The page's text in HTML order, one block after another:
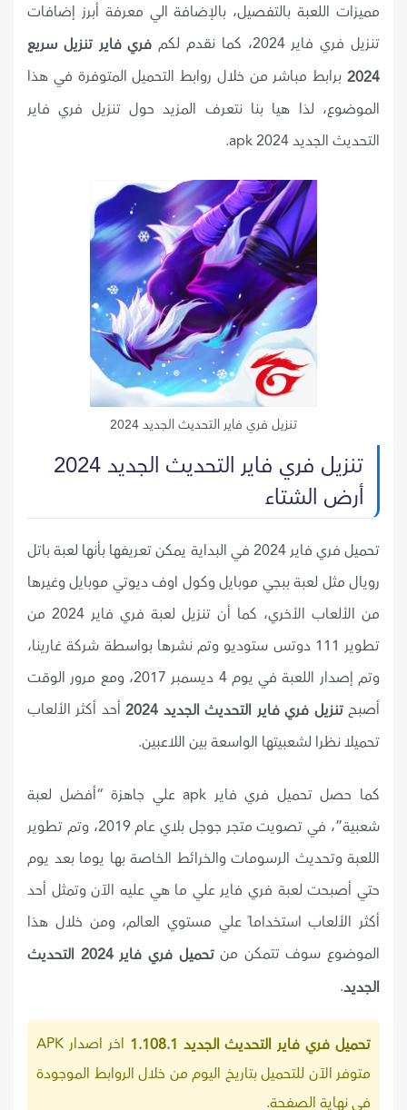
مميزات اللعبة بالتفصيل، بالإضافة الي معرفة أبرز إضافات
تنزيل فري فاير 2024، كما نقدم لكم
فري فاير تنزيل سريع
2024 برابط مباشر من خلال روابط التحميل المتوفرة في هذا
الموضوع، لذا هيا بنا نتعرف المزيد حول تنزيل فري فاير
التحديث الجديد 2024 apk.
تنزيل فري فاير التحديث الجديد 2024
تنزيل فري فاير التحديث الجديد 2024
أرض الشتاء
تحميل فري فاير 2024 في البداية يمكن تعريفها بأنها لعبة باتل
رويال مثل لعبة ببجي موبايل وكول اوف ديوتي موبايل وغيرها
من الألعاب الأخري، كما أن تنزيل لعبة فري فاير 2024 من
تطوير 111 دوتس ستوديو وتم نشرها بواسطة شركة غارينا،
وتم إصدار اللعبة في يوم 4 ديسمبر 2017، ومع مرور الوقت
أصبحتنزيل فري فاير التحديث الجديد 2024
أحد أكثر الألعاب
تحميلا نظرا لشعبيتها الواسعة بين اللاعبين.
كما حصل تحميل فري فاير apk علي جاهزة “أفضل لعبة
شعبية”، في تصويت متجر جوجل بلاي عام 2019، وتم تطوير
اللعبة وتحديث الرسومات والخرائط الخاصة بها يوما بعد يوم
حتي أصبحت لعبة فري فاير علي ما هي عليه الآن وتمثل أحد
أكثر الألعاب استخداماً علي مستوي العالم، ومن خلال هذا
الموضوع سوف تتمكن من
تحميل فري فاير 2024 التحديث
الجديد.
تحميل فري فاير التحديث الجديد 1.108.1
اخر اصدار APK
متوفر الآن للتحميل بتاريخ اليوم من خلال الروابط الموجودة
في نهاية الصفحة.